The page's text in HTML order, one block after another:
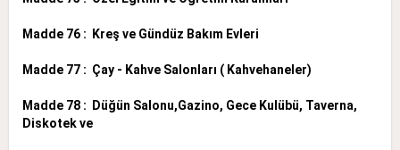
Madde 76 : Kreş ve Gündüz Bakım Evleri
Madde 77 : Çay - Kahve Salonları ( Kahvehaneler)
Madde 78 : Düğün Salonu,Gazino, Gece Kulübü, Taverna,
Diskotek ve